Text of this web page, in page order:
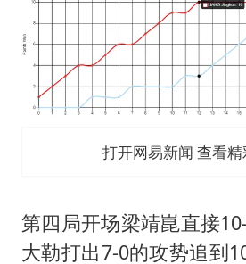
打开网易新闻 查看
第四局开场梁靖崑直接
大勒打出7-0的攻势追到